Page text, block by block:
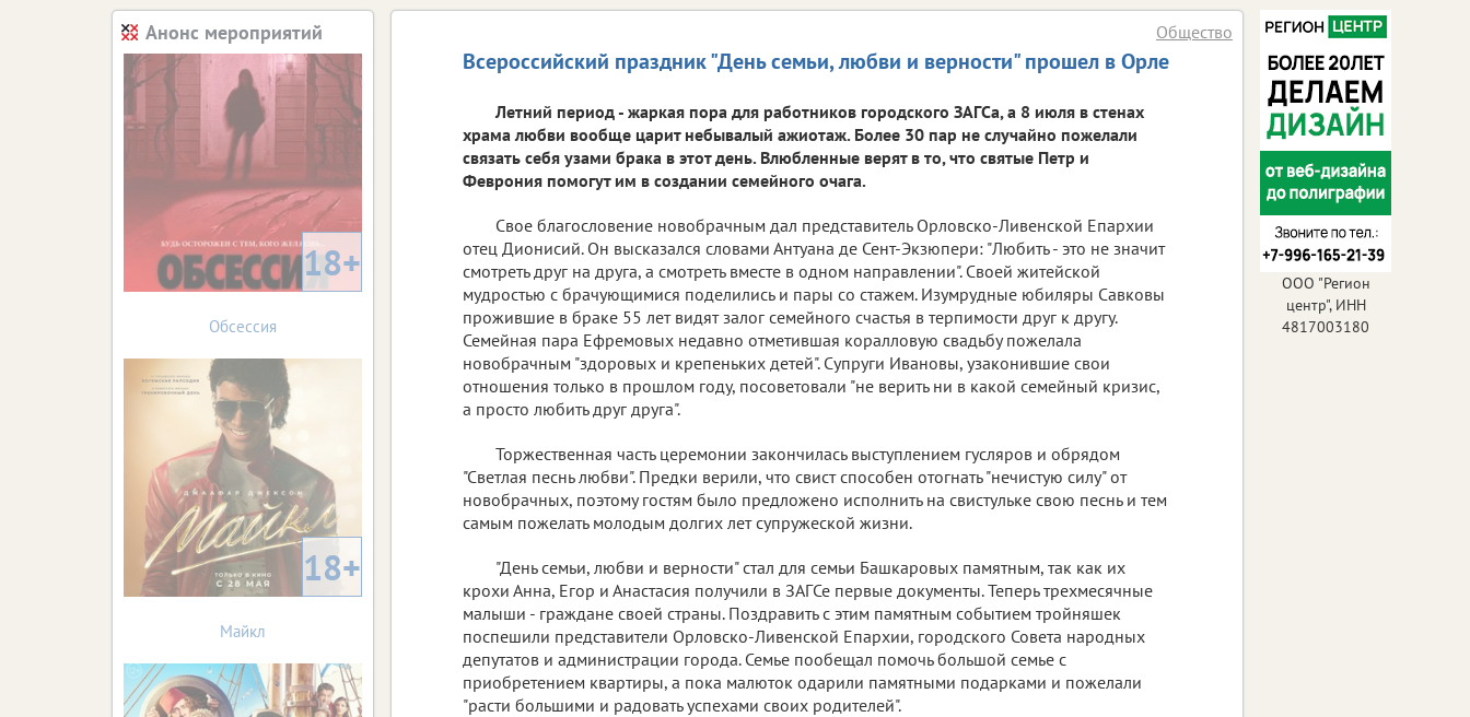
Всероссийский праздник "День семьи, любви и верности" прошел в Орле
Общество
Летний период - жаркая пора для работников городского ЗАГСа, а 8 июля в стенах
храма любви вообще царит небывалый ажиотаж. Более 30 пар не случайно пожелали
связать себя узами брака в этот день. Влюбленные верят в то, что святые Петр и
Феврония помогут им в создании семейного очага.
Свое благословение новобрачным дал представитель Орловско-Ливенской Епархии
отец Дионисий. Он высказался словами Антуана де Сент-Экзюпери: "Любить - это не значит
смотреть друг на друга, а смотреть вместе в одном направлении". Своей житейской
мудростью с брачующимися поделились и пары со стажем. Изумрудные юбиляры Савковы
прожившие в браке 55 лет видят залог семейного счастья в терпимости друг к другу.
Семейная пара Ефремовых недавно отметившая коралловую свадьбу пожелала
новобрачным "здоровых и крепеньких детей". Супруги Ивановы, узаконившие свои
отношения только в прошлом году, посоветовали "не верить ни в какой семейный кризис,
а просто любить друг друга".
Торжественная часть церемонии закончилась выступлением гусляров и обрядом
"Светлая песнь любви". Предки верили, что свист способен отогнать "нечистую силу" от
новобрачных, поэтому гостям было предложено исполнить на свистульке свою песнь и тем
самым пожелать молодым долгих лет супружеской жизни.
"День семьи, любви и верности" стал для семьи Башкаровых памятным, так как их
крохи Анна, Егор и Анастасия получили в ЗАГСе первые документы. Теперь трехмесячные
малыши - граждане своей страны. Поздравить с этим памятным событием тройняшек
поспешили представители Орловско-Ливенской Епархии, городского Совета народных
депутатов и администрации города. Семье пообещал помочь большой семье с
приобретением квартиры, а пока малюток одарили памятными подарками и пожелали
"расти большими и радовать успехами своих родителей".
Анонс мероприятий
18+
Обсессия
18+
Майкл
ООО "Регион
центр", ИНН
4817003180